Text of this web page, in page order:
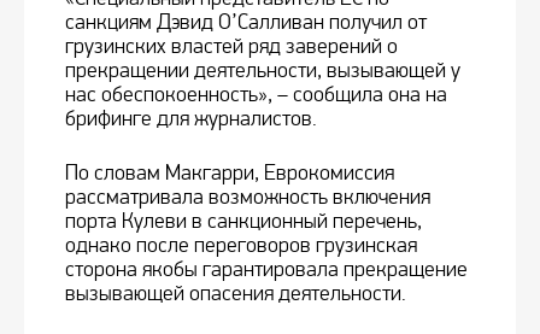
санкциям Дэвид О’Салливан получил от
грузинских властей ряд заверений о
прекращении деятельности, вызывающей у
нас обеспокоенность», – сообщила она на
брифинге для журналистов.
По словам Макгарри, Еврокомиссия
рассматривала возможность включения
порта Кулеви в санкционный перечень,
однако после переговоров грузинская
сторона якобы гарантировала прекращение
вызывающей опасения деятельности.